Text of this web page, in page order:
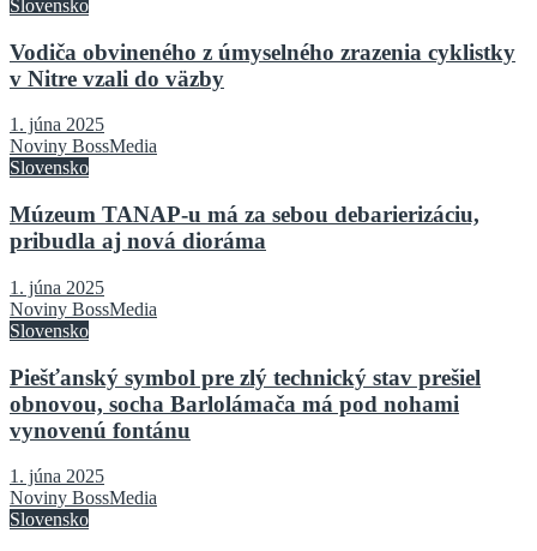
Slovensko
Vodiča obvineného z úmyselného zrazenia cyklistky
v Nitre vzali do väzby
1. júna 2025
Noviny BossMedia
Slovensko
Múzeum TANAP-u má za sebou debarierizáciu,
pribudla aj nová dioráma
1. júna 2025
Noviny BossMedia
Slovensko
Piešťanský symbol pre zlý technický stav prešiel
obnovou, socha Barlolámača má pod nohami
vynovenú fontánu
1. júna 2025
Noviny BossMedia
Slovensko